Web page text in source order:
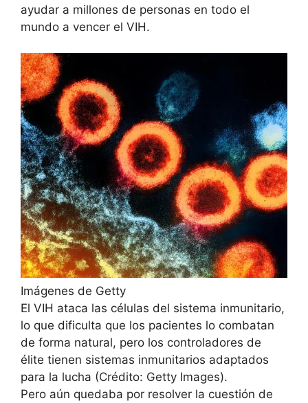
ayudar a millones de personas en todo el
mundo a vencer el VIH.
Imágenes de Getty
El VIH ataca las células del sistema inmunitario,
lo que dificulta que los pacientes lo combatan
de forma natural, pero los controladores de
élite tienen sistemas inmunitarios adaptados
para la lucha (Crédito: Getty Images).
Pero aún quedaba por resolver la cuestión de